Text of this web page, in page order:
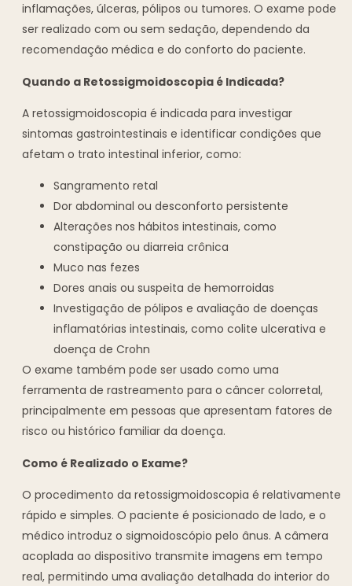
inflamações, úlceras, pólipos ou tumores. O exame pode
ser realizado com ou sem sedação, dependendo da
recomendação médica e do conforto do paciente.
Quando a Retossigmoidoscopia é Indicada?
A retossigmoidoscopia é indicada para investigar
sintomas gastrointestinais e identificar condições que
afetam o trato intestinal inferior, como:
Sangramento retal
Dor abdominal ou desconforto persistente
Alterações nos hábitos intestinais, como
constipação ou diarreia crônica
Muco nas fezes
Dores anais ou suspeita de hemorroidas
Investigação de pólipos e avaliação de doenças
inflamatórias intestinais, como colite ulcerativa e
doença de Crohn
O exame também pode ser usado como uma
ferramenta de rastreamento para o câncer colorretal,
principalmente em pessoas que apresentam fatores de
risco ou histórico familiar da doença.
Como é Realizado o Exame?
O procedimento da retossigmoidoscopia é relativamente
rápido e simples. O paciente é posicionado de lado, e o
médico introduz o sigmoidoscópio pelo ânus. A câmera
acoplada ao dispositivo transmite imagens em tempo
real, permitindo uma avaliação detalhada do interior do